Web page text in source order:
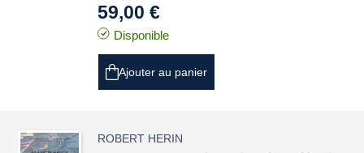
59,00 €
Disponible
Ajouter au panier
ROBERT HERIN